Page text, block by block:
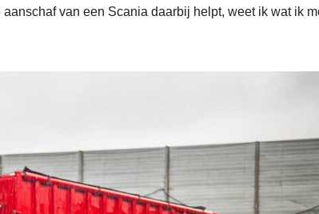
van een Scania daarbij helpt, weet ik wat ik